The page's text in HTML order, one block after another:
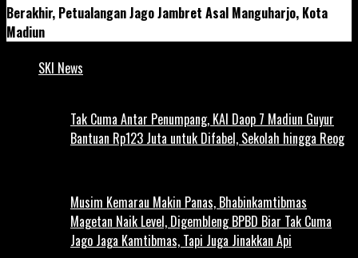
Berakhir, Petualangan Jago Jambret Asal Manguharjo, Kota
Madiun
SKI News
Tak Cuma Antar Penumpang, KAI Daop 7 Madiun Guyur
Bantuan Rp123 Juta untuk Difabel, Sekolah hingga Reog
Musim Kemarau Makin Panas, Bhabinkamtibmas
Magetan Naik Level, Digembleng BPBD Biar Tak Cuma
Jago Jaga Kamtibmas, Tapi Juga Jinakkan Api